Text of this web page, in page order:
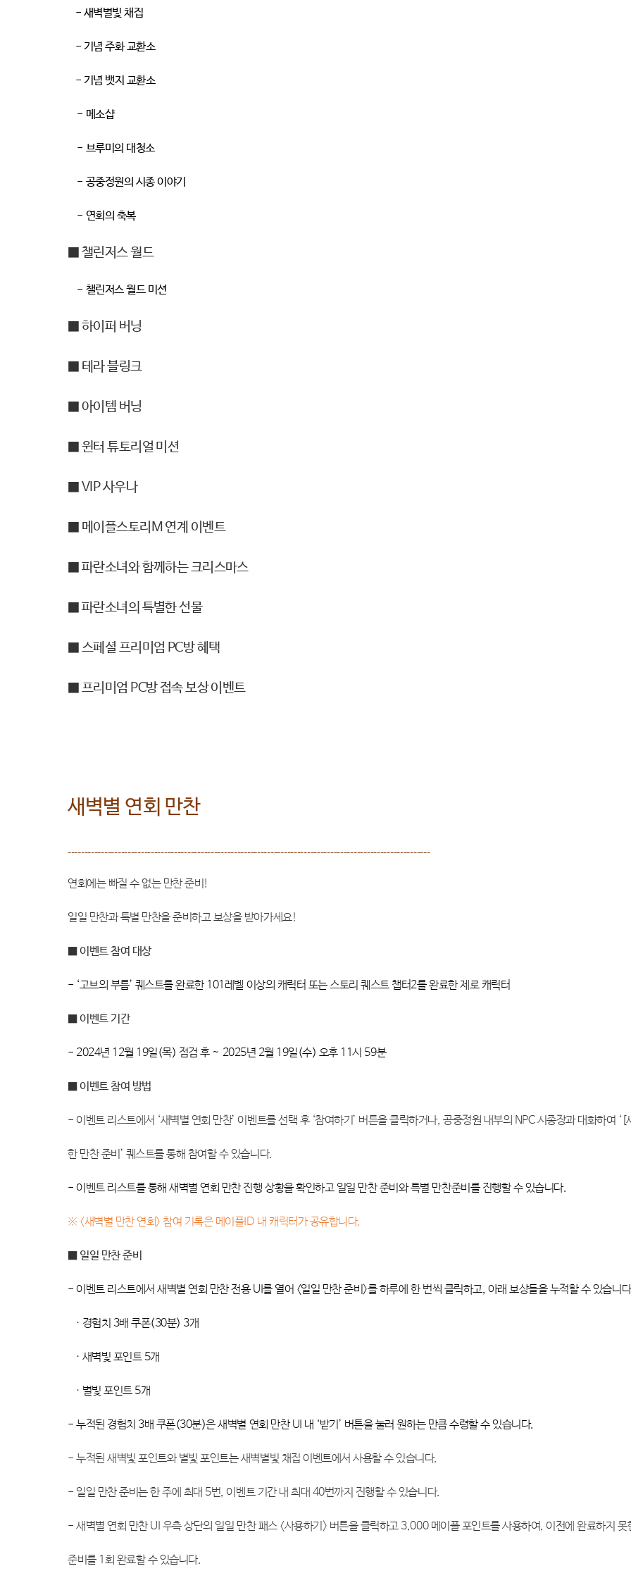
- 새벽별빛 채집
- 기념 주화 교환소
- 기념 뱃지 교환소
- 메소샵
- 브루미의 대청소
- 공중정원의 시종 이야기
- 연회의 축복
■ 챌린저스 월드
- 챌린저스 월드 미션
■ 하이퍼 버닝
■ 테라 블링크
■ 아이템 버닝
■ 윈터 튜토리얼 미션
■ VIP 사우나
■ 메이플스토리M 연계 이벤트
■ 파란소녀와 함께하는 크리스마스
■ 파란소녀의 특별한 선물
■ 스페셜 프리미엄 PC방 혜택
■ 프리미엄 PC방 접속 보상 이벤트
새벽별 연회 만찬
-------------------------------------------------------------------------------------------------------------
연회에는 빠질 수 없는 만찬 준비!
일일 만찬과 특별 만찬을 준비하고 보상을 받아가세요!
■ 이벤트 참여 대상
- ‘고브의 부름’ 퀘스트를 완료한 101레벨 이상의 캐릭터 또는 스토리 퀘스트 챕터2를 완료한 제로 캐릭터
■ 이벤트 기간
- 2024년 12월 19일(목) 점검 후 ~ 2025년 2월 19일(수) 오후 11시 59분
■ 이벤트 참여 방법
- 이벤트 리스트에서 ‘새벽별 연회 만찬’ 이벤트를 선택 후 ‘참여하기’ 버튼을 클릭하거나, 공중정원 내부의 NPC 시종장과 대화하여
한 만찬 준비’ 퀘스트를 통해 참여할 수 있습니다.
- 이벤트 리스트를 통해 새벽별 연회 만찬 진행 상황을 확인하고 일일 만찬 준비와 특별 만찬준비를 진행할 수 있습니다.
※ <새벽별 만찬 연회> 참여 기록은 메이플ID 내 캐릭터가 공유합니다.
■ 일일 만찬 준비
- 이벤트 리스트에서 새벽별 연회 만찬 전용 UI를 열어 <일일 만찬 준비>를 하루에 한 번씩 클릭하고, 아래 보상들을 누적할 수 있습니
· 경험치 3배 쿠폰(30분) 3개
· 새벽빛 포인트 5개
· 별빛 포인트 5개
- 누적된 경험치 3배 쿠폰(30분)은 새벽별 연회 만찬 UI 내 ‘받기’ 버튼을 눌러 원하는 만큼 수령할 수 있습니다.
- 누적된 새벽빛 포인트와 별빛 포인트는 새벽별빛 채집 이벤트에서 사용할 수 있습니다.
- 일일 만찬 준비는 한 주에 최대 5번, 이벤트 기간 내 최대 40번까지 진행할 수 있습니다.
- 새벽별 연회 만찬 UI 우측 상단의 일일 만찬 패스 <사용하기> 버튼을 클릭하고 3,000 메이플 포인트를 사용하여, 이전에 완료하지 못
준비를 1회 완료할 수 있습니다.